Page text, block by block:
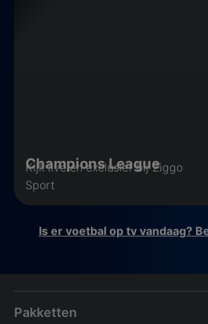
Champions League
Kijk live en exclusief bij Ziggo
Sport
Is er voetbal op tv vandaag?
Pakketten